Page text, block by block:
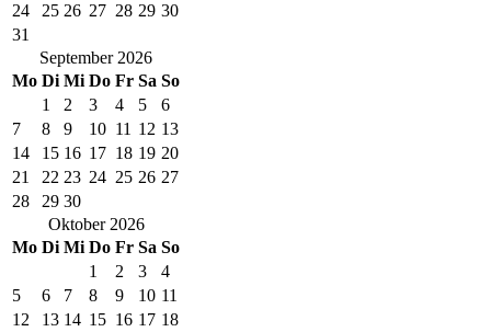
24 25 26 27 28 29 30
31
September 2026
Mo Di Mi Do Fr Sa So
1
2 3 4 5
6
7
8 9 10 11 12 13
14
15 16 17 18 19 20
21
22 23 24 25 26 27
28
29 30
Oktober 2026
Mo Di Mi Do Fr Sa So
1
2 3
4
5
6 7 8 9 10 11
12
13 14 15 16 17 18